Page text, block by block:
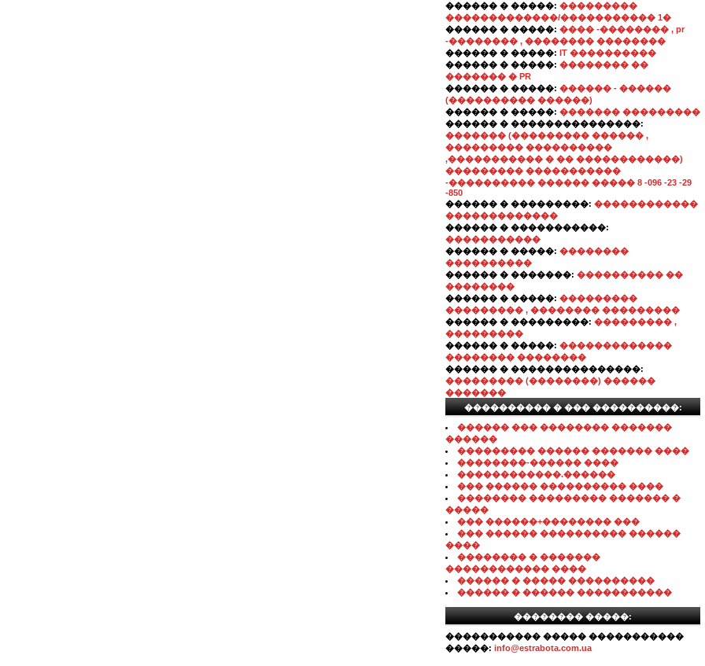
������ � �����: ���������
�������������/����������� 1�
������ � �����: ���� -�������� , pr
-�������� , �������� ��������
������ � �����: IT ����������
������ � �����: �������� ��
������� � PR
������ � �����: ������ - ������
(���������� ������)
������ � �����: ������� ���������
������ � ���������������:
������� (��������� ������ ,
��������� ����������
,����������� � �� ������������)
��������� �����������
-���������� ������ ����� 8 -096 -23 -29
-850
������ � ���������: ������������
�������������
������ � �����������:
�����������
������ � �����: ��������
����������
������ � �������: ���������� ��
��������
������ � �����: ���������
��������� , �������� ���������
������ � ���������: ��������� ,
���������
������ � �����: �������������
�������� ��������
������ � ���������������:
��������� (��������) ������
�������
���������� � ��� ����������:
������ ��� �������� �������
������
��������� ������ ������� ����
��������-������ ����
������������.������
��� ������ ���������� ����
�������� ��������� ������� �
�����
��� ������+�������� ���
��� ������ ���������� ������
����
�������� � �������
������������ ����
������ � ����� ����������
������ � ������ �����������
�������� �����:
����������� ����� �����������
�����: info@estrabota.com.ua